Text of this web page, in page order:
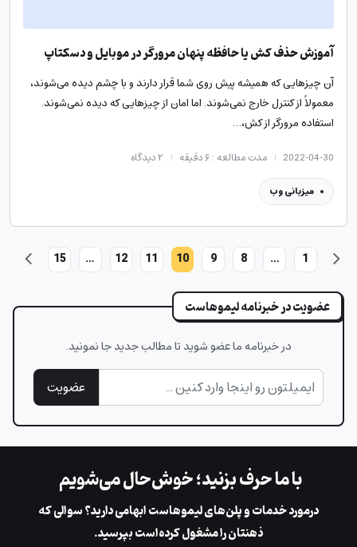
آموزش حذف کش یا حافظه پنهان مرورگر در موبایل و دسکتاپ
آن چیزهایی که همیشه پیش روی شما قرار دارند و با چشم دیده می‌شوند،
معمولاً از کنترل خارج نمی‌شوند. اما امان از چیزهایی که دیده نمی‌شوند.
استفاده مرورگر از کش،…
2022-04-30 مدت مطالعه : ۶ دقیقه ۲دیدگاه
میزبانی وب
1
…
8
9
10
11
12
…
15
عضویت در خبرنامه لیموهاست
در خبرنامه ما عضو شوید تا مطالب جدید جا نمونید.
عضویت
با ما حرف بزنید؛ خوش‌حال می‌شویم
در‌مورد خدمات و پلن‌های لیمو‌هاست ابهامی دارید؟ سوالی که
ذهنتان را مشغول کرده‌است بپرسید.